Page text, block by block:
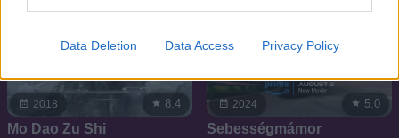
Data Deletion Data Access Privacy Policy
2018 8.4
Mo Dao Zu Shi
2024 5.0
Sebességmámor